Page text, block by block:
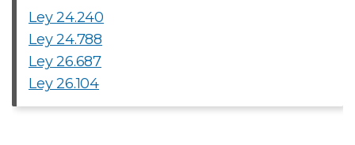
Ley 24.240
Ley 24.788
Ley 26.687
Ley 26.104